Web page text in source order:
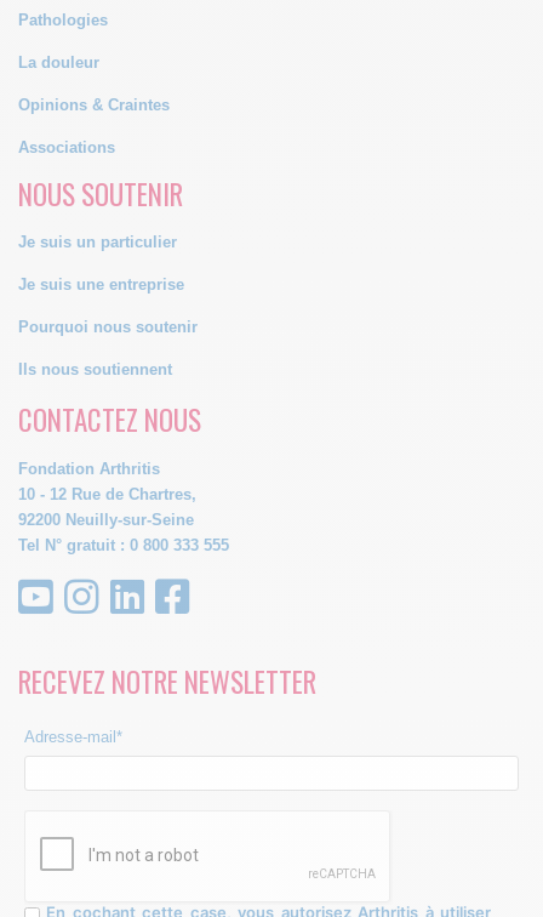
Pathologies
La douleur
Opinions & Craintes
Associations
NOUS SOUTENIR
Je suis un particulier
Je suis une entreprise
Pourquoi nous soutenir
Ils nous soutiennent
CONTACTEZ NOUS
Fondation Arthritis
10 - 12 Rue de Chartres,
92200 Neuilly-sur-Seine
Tel N° gratuit : 0 800 333 555
RECEVEZ NOTRE NEWSLETTER
Adresse-mail*
En cochant cette case, vous autorisez Arthritis à utiliser